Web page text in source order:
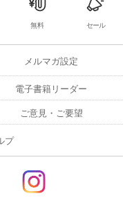
無料 セール
メルマガ設定
電子書籍リーダー
ご意見・ご要望
プ